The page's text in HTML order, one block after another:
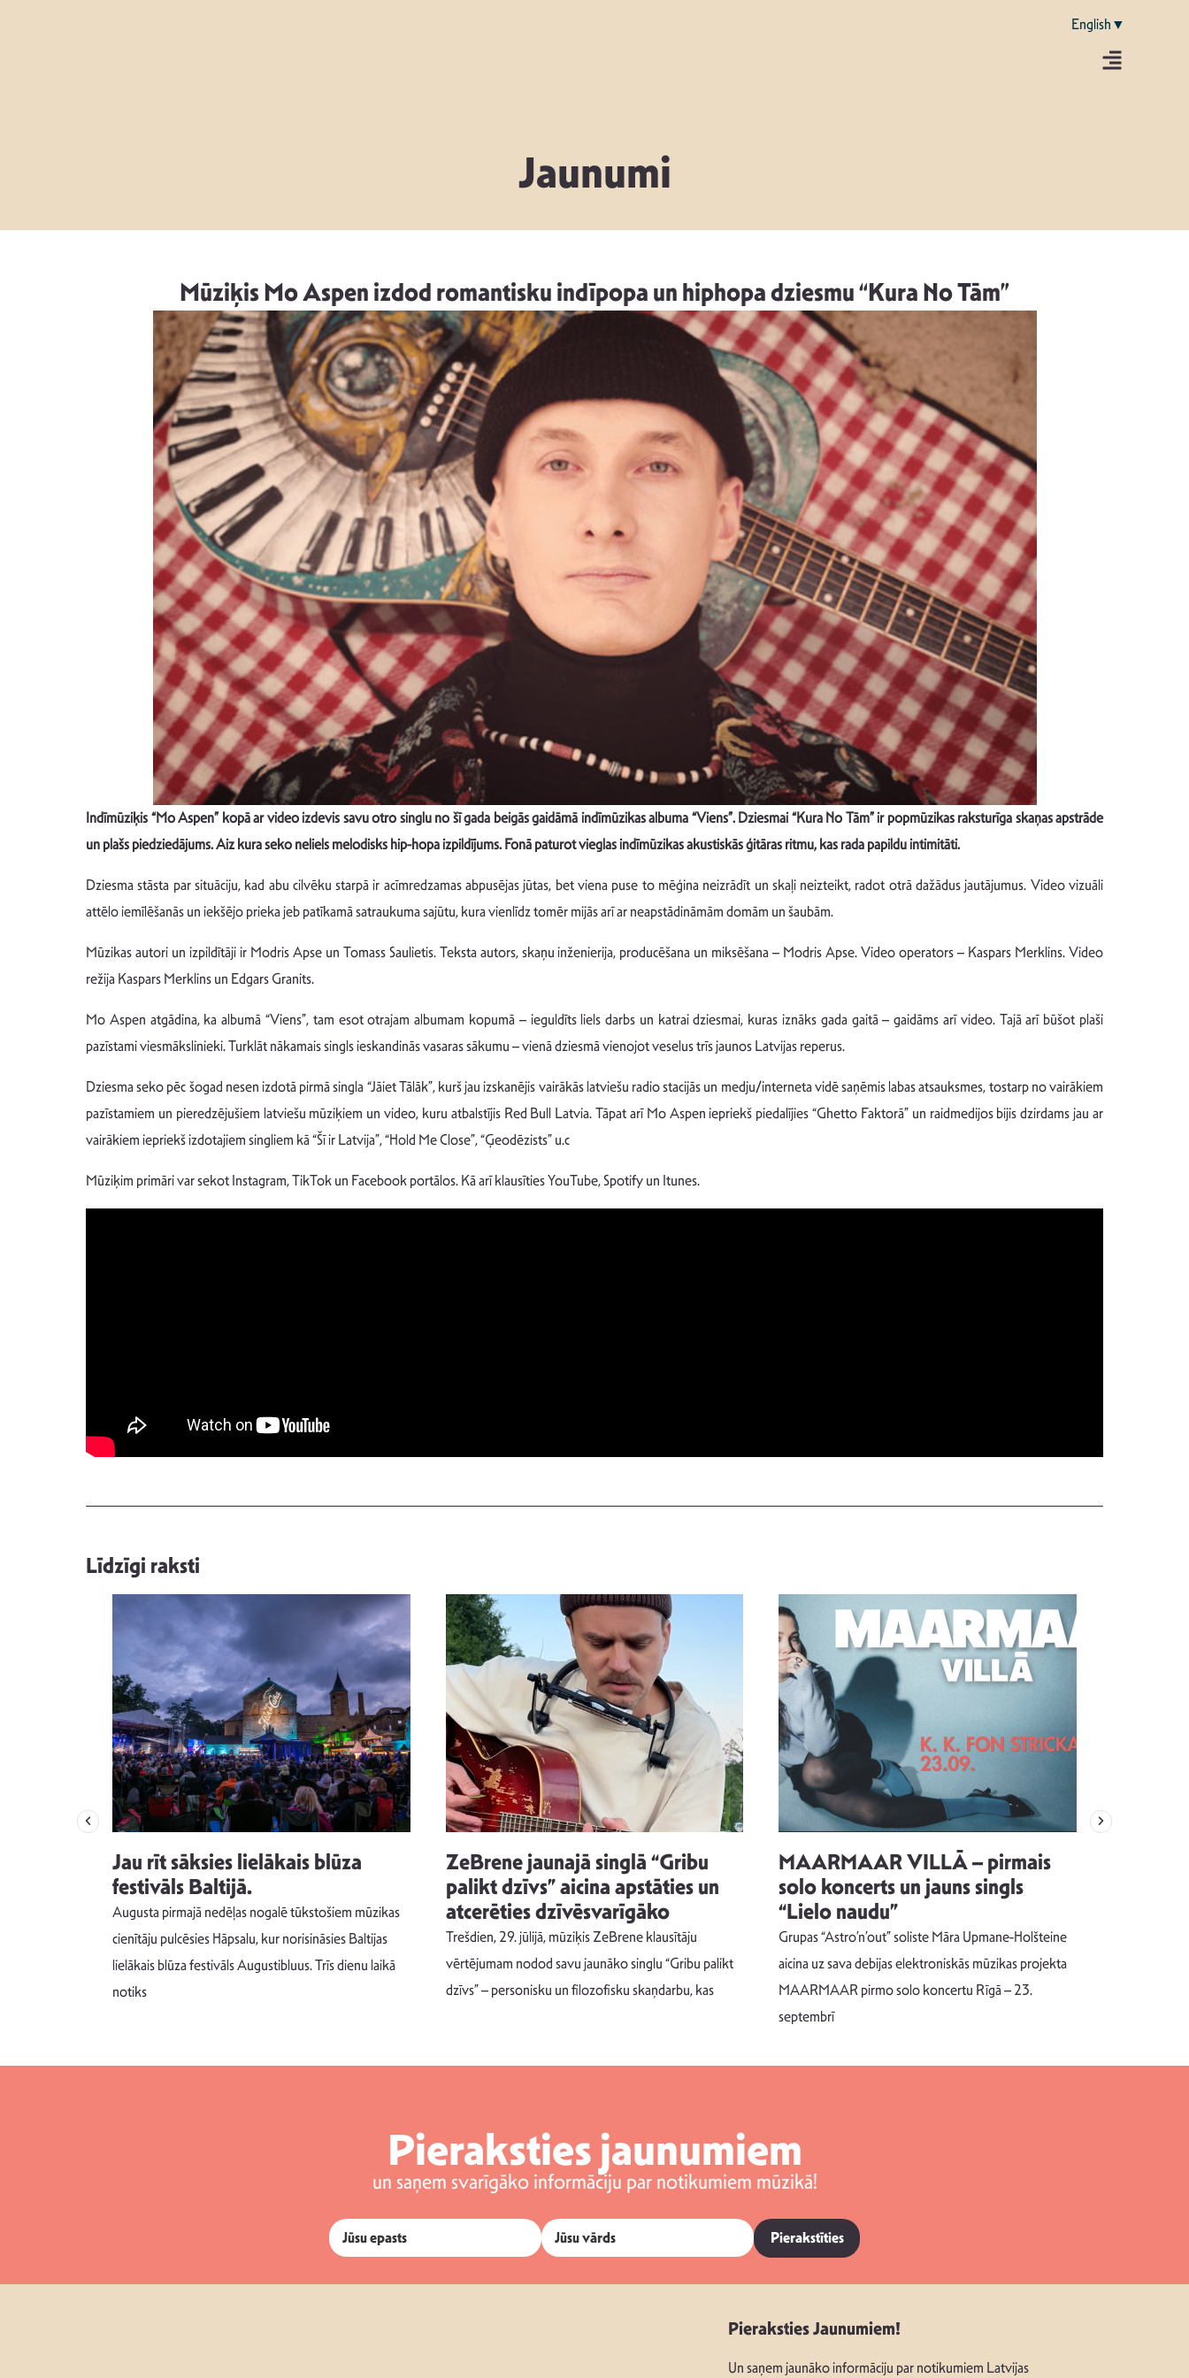
English▼
Jaunumi
Mūziķis Mo Aspen izdod romantisku indīpopa un hiphopa dziesmu “Kura No Tām”
Indīmūziķis “Mo Aspen” kopā ar video izdevis savu otro singlu no šī gada beigās gaidāmā indīmūzikas albuma “Viens”. Dziesmai “Kura No Tām” ir popmūzikas raksturīga skaņas apstrāde
un plašs piedziedājums. Aiz kura seko neliels melodisks hip-hopa izpildījums. Fonā paturot vieglas indīmūzikas akustiskās ģitāras ritmu, kas rada papildu intimitāti.
Dziesma stāsta par situāciju, kad abu cilvēku starpā ir acīmredzamas abpusējas jūtas, bet viena puse to mēģina neizrādīt un skaļi neizteikt, radot otrā dažādus jautājumus. Video vizuāli
attēlo iemīlēšanās un iekšējo prieka jeb patīkamā satraukuma sajūtu, kura vienlīdz tomēr mijās arī ar neapstādināmām domām un šaubām.
Mūzikas autori un izpildītāji ir Modris Apse un Tomass Saulietis. Teksta autors, skaņu inženierija, producēšana un miksēšana – Modris Apse. Video operators – Kaspars Merklins. Video
režija Kaspars Merklins un Edgars Granits.
Mo Aspen atgādina, ka albumā “Viens”, tam esot otrajam albumam kopumā – ieguldīts liels darbs un katrai dziesmai, kuras iznāks gada gaitā – gaidāms arī video. Tajā arī būšot plaši
pazīstami viesmākslinieki. Turklāt nākamais singls ieskandinās vasaras sākumu – vienā dziesmā vienojot veselus trīs jaunos Latvijas reperus.
Dziesma seko pēc šogad nesen izdotā pirmā singla “Jāiet Tālāk”, kurš jau izskanējis vairākās latviešu radio stacijās un medju/interneta vidē saņēmis labas atsauksmes, tostarp no vairākiem
pazīstamiem un pieredzējušiem latviešu mūziķiem un video, kuru atbalstījis Red Bull Latvia. Tāpat arī Mo Aspen iepriekš piedalījies “Ghetto Faktorā” un raidmedijos bijis dzirdams jau ar
vairākiem iepriekš izdotajiem singliem kā “Šī ir Latvija”, “Hold Me Close”, “Ģeodēzists” u.c
Mūziķim primāri var sekot Instagram, TikTok un Facebook portālos. Kā arī klausīties YouTube, Spotify un Itunes.
Līdzīgi raksti
Jau rīt sāksies lielākais blūza
festivāls Baltijā.
Augusta pirmajā nedēļas nogalē tūkstošiem mūzikas
cienītāju pulcēsies Hāpsalu, kur norisināsies Baltijas
lielākais blūza festivāls Augustibluus. Trīs dienu laikā
notiks
ZeBrene jaunajā singlā “Gribu
palikt dzīvs” aicina apstāties un
atcerēties dzīvēsvarīgāko
Trešdien, 29. jūlijā, mūziķis ZeBrene klausītāju
vērtējumam nodod savu jaunāko singlu “Gribu palikt
dzīvs” – personisku un filozofisku skaņdarbu, kas
MAARMAAR VILLĀ – pirmais
solo koncerts un jauns singls
“Lielo naudu”
Grupas “Astro’n’out” soliste Māra Upmane-Holšteine
aicina uz sava debijas elektroniskās mūzikas projekta
MAARMAAR pirmo solo koncertu Rīgā – 23.
septembrī
Pieraksties jaunumiem
un saņem svarīgāko informāciju par notikumiem mūzikā!
Pierakstīties
Pieraksties Jaunumiem!
Un saņem jaunāko informāciju par notikumiem Latvijas